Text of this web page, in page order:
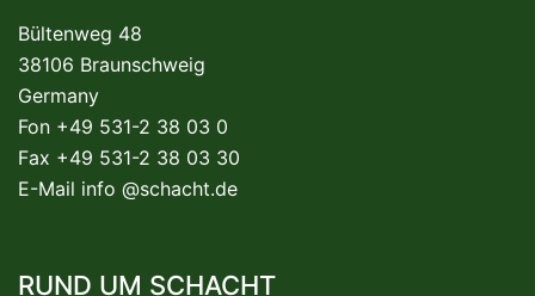
Bültenweg 48
38106 Braunschweig
Germany
Fon +49 531-2 38 03 0
Fax +49 531-2 38 03 30
E-Mail info @schacht.de
RUND UM SCHACHT